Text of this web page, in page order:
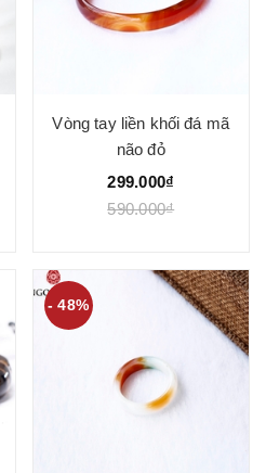
Vòng tay liền khối đá mã
não đỏ
299.000₫
590.000₫
- 48%